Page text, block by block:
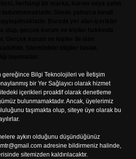
gereğince Bilgi Teknolojileri ve İletişim
bir Yer Sağlayıcı olarak hizmet
içerikleri proaktif olarak denetleme
bulunmamaktadır. Ancak, üyelerimiz
taşımakta olup, siteye üye olarak bu
aykırı olduğunu düşündüğünüz
adresine bildirmeniz halinde,
sitemizden kaldırılacaktır.